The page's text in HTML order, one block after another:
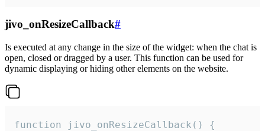
jivo_onResizeCallback#
Is executed at any change in the size of the widget: when the chat is
open, closed or dragged by a user. This function can be used for
dynamic displaying or hiding other elements on the website.
function jivo_onResizeCallback() {